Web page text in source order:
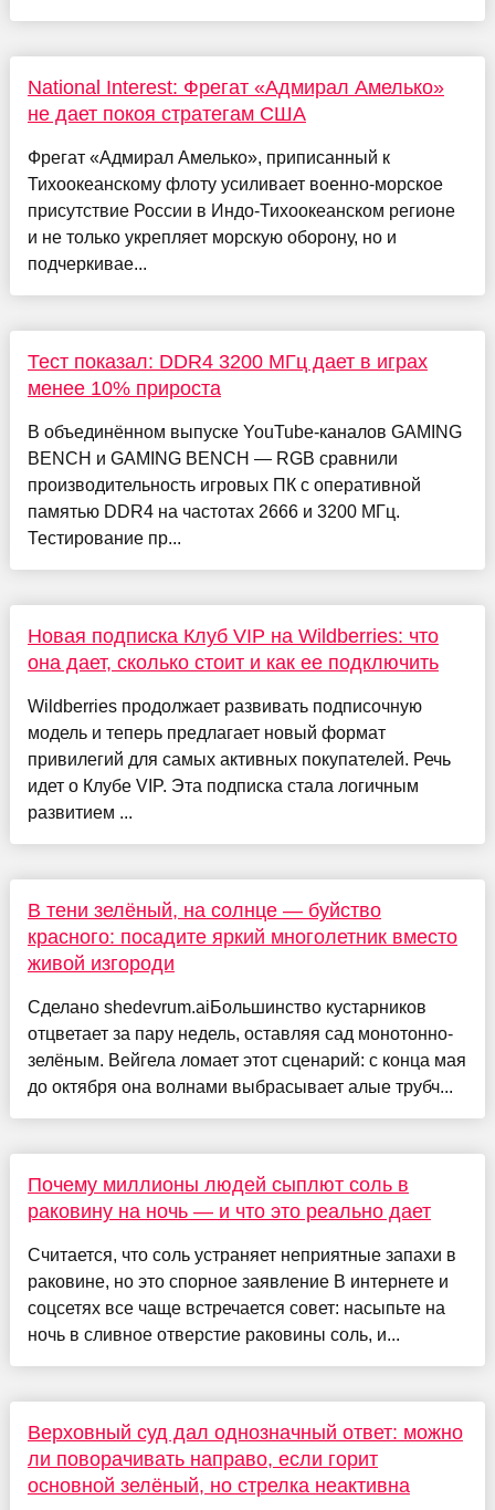
National Interest: Фрегат «Адмирал Амелько»
не дает покоя стратегам США
Фрегат «Адмирал Амелько», приписанный к
Тихоокеанскому флоту усиливает военно-морское
присутствие России в Индо-Тихоокеанском регионе
и не только укрепляет морскую оборону, но и
подчеркивае...
Тест показал: DDR4 3200 МГц дает в играх
менее 10% прироста
В объединённом выпуске YouTube-каналов GAMING
BENCH и GAMING BENCH — RGB сравнили
производительность игровых ПК с оперативной
памятью DDR4 на частотах 2666 и 3200 МГц.
Тестирование пр...
Новая подписка Клуб VIP на Wildberries: что
она дает, сколько стоит и как ее подключить
Wildberries продолжает развивать подписочную
модель и теперь предлагает новый формат
привилегий для самых активных покупателей. Речь
идет о Клубе VIP. Эта подписка стала логичным
развитием ...
В тени зелёный, на солнце — буйство
красного: посадите яркий многолетник вместо
живой изгороди
Сделано shedevrum.aiБольшинство кустарников
отцветает за пару недель, оставляя сад монотонно-
зелёным. Вейгела ломает этот сценарий: с конца мая
до октября она волнами выбрасывает алые трубч...
Почему миллионы людей сыплют соль в
раковину на ночь — и что это реально дает
Считается, что соль устраняет неприятные запахи в
раковине, но это спорное заявление В интернете и
соцсетях все чаще встречается совет: насыпьте на
ночь в сливное отверстие раковины соль, и...
Верховный суд дал однозначный ответ: можно
ли поворачивать направо, если горит
основной зелёный, но стрелка неактивна